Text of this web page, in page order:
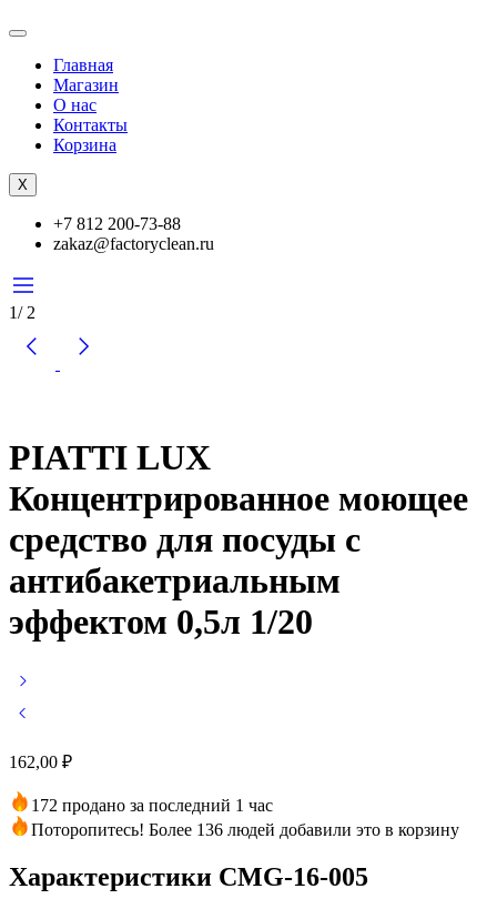
Главная
Магазин
О нас
Контакты
Корзина
X
+7 812 200-73-88
zakaz@factoryclean.ru
1/2
PIATTI LUX
Концентрированное моющее
средство для посуды с
антибакетриальным
эффектом 0,5л 1/20
162,00 ₽
172 продано за последний 1 час
Поторопитесь! Более 136 людей добавили это в корзину
Характеристики CMG-16-005